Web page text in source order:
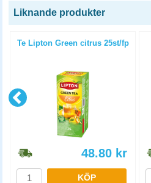
Liknande produkter
Te Lipton Green citrus 25st/fp
48.80 kr
KÖP